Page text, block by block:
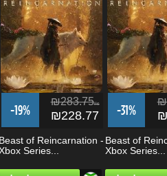
-19%
₪283.75ils
₪228.77
Beast of Reincarnation -
Xbox Series...
הוסף לסל
-31%
Beast of
Xbox Series...
לסל